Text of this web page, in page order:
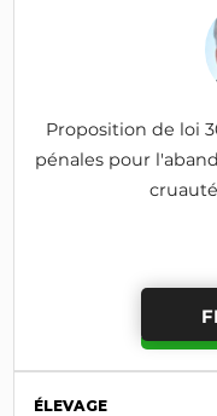
Proposition de loi
pénales pour
ÉLEVAGE